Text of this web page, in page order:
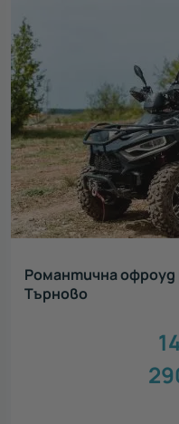
Романтична офроуд
Търново